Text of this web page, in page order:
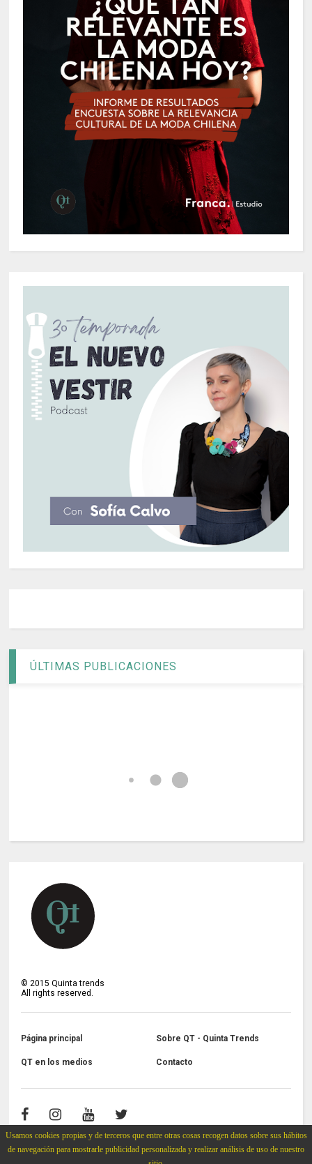
Usamos cookies propias y de terceros que entre otras cosas recogen datos sobre sus hábitos
de navegación para mostrarle publicidad personalizada y realizar análisis de uso de nuestro
ÚLTIMAS PUBLICACIONES
©2015 Quinta trends
All rights reserved.
Página principal Sobre QT - Quinta Trends
QT en los medios Contacto